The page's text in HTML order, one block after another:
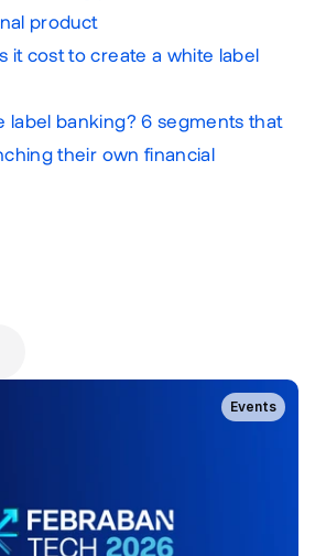
product
it cost to create a white label
label banking? 6 segments that
their own financial
Events